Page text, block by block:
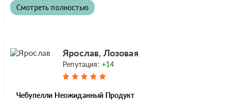
Смотреть полностью
Ярослав, Лозовая
Репутация: +14
Чебупелли Неожиданный Продукт